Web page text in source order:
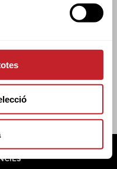
PLANTA. 08006 BCN
DE PRIVADESA